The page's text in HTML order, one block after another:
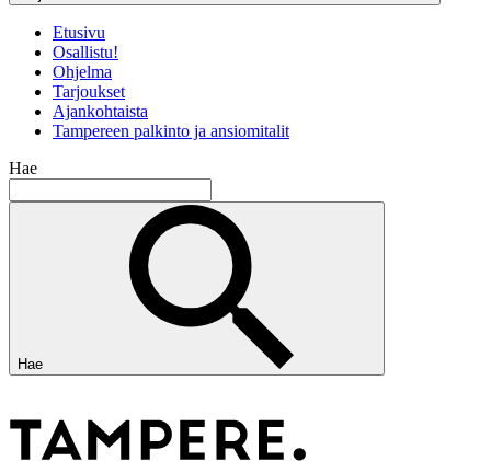
Etusivu
Osallistu!
Ohjelma
Tarjoukset
Ajankohtaista
Tampereen palkinto ja ansiomitalit
Hae
Hae